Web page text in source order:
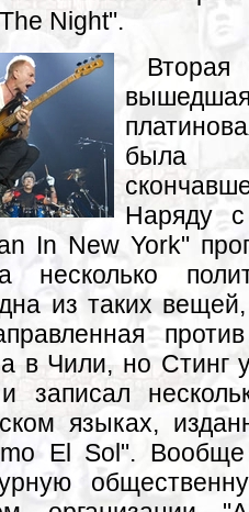
Night".
была
Наряду
In New York"
несколько
из таких
в Чили, но Стинг
записал
языках,
El Sol".